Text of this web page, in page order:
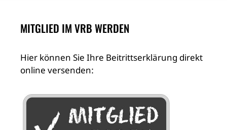
MITGLIED IM VRB WERDEN
Hier können Sie Ihre Beitrittserklärung direkt
online versenden: